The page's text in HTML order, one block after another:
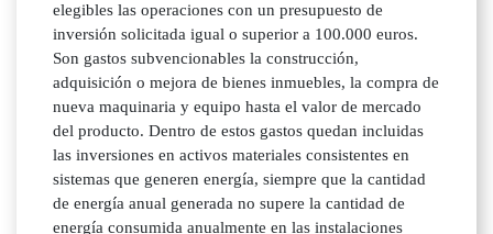
elegibles las operaciones con un presupuesto de
inversión solicitada igual o superior a 100.000 euros.
Son gastos subvencionables la construcción,
adquisición o mejora de bienes inmuebles, la compra de
nueva maquinaria y equipo hasta el valor de mercado
del producto. Dentro de estos gastos quedan incluidas
las inversiones en activos materiales consistentes en
sistemas que generen energía, siempre que la cantidad
de energía anual generada no supere la cantidad de
energía consumida anualmente en las instalaciones